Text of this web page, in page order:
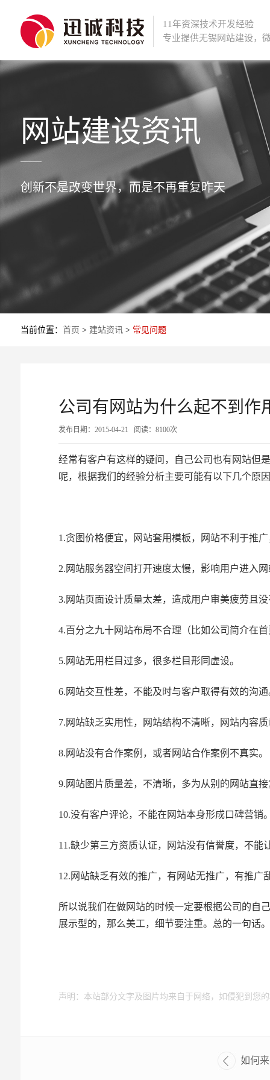
11年资深技术开发经验
专业提供无锡网站建设，
网站建设资讯
创新不是改变世界，而是不再重复昨天
当前位置： 首页 > 建站资讯> 常见问题
公司有网站为什么起不到作
发布日期：2015-04-21 阅读：8100次
经常有客户有这样的疑问，自己公司也有网站但
呢，根据我们的经验分析主要可能有以下几个原
1.贪图价格便宜，网站套用模板，网站不利于推
2.网站服务器空间打开速度太慢，影响用户进入
3.网站页面设计质量太差，造成用户审美疲劳且
4.百分之九十网站布局不合理（比如公司简介在
5.网站无用栏目过多，很多栏目形同虚设。
6.网站交互性差，不能及时与客户取得有效的沟
7.网站缺乏实用性，网站结构不清晰，网站内容
8.网站没有合作案例，或者网站合作案例不真实。
9.网站图片质量差，不清晰，多为从别的网站直
10.没有客户评论，不能在网站本身形成口碑营销
11.缺少第三方资质认证，网站没有信誉度，不能
12.网站缺乏有效的推广，有网站无推广，有推广
所以说我们在做网站的时候一定要根据公司的自
展示型的，那么美工，细节要注重。总的一句话
声明：本站部分文字及图片均来自于网络，如侵犯到您
如何